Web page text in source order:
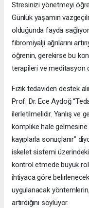
Stresinizi yönetmeyi
Günlük yaşamın
olduğunda fayda
fibromiyalji ağrılarını
öğrenin, gerekirse bu
terapileri ve meditasyon
Fizik tedaviden destek
Prof. Dr. Ece Aydoğ
ilerletilmelidir. Yanlış ve
komplike hale
kayıplarla sonuçlanır”
iskelet sistemi üzerindeki
kontrol etmede büyük rol
ihtiyaca göre
uygulanacak
artırdığını söylüyor.